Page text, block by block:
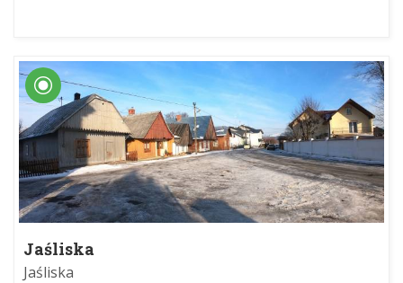
Jaśliska
Jaśliska